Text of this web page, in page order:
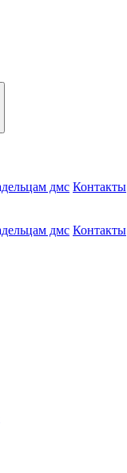
дмс Контакты
дмс Контакты